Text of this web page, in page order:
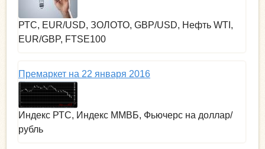
РТС, EUR/USD, ЗОЛОТО, GBP/USD, Нефть WTI,
EUR/GBP, FTSE100
Премаркет на 22 января 2016
Индекс РТС, Индекс ММВБ, Фьючерс на доллар/
рубль